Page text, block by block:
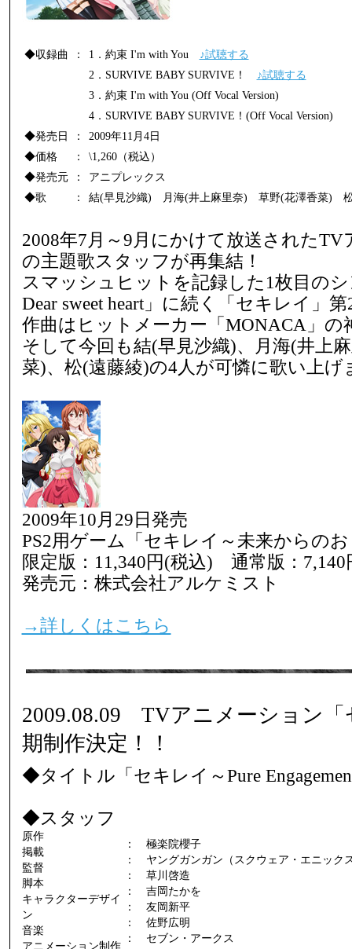
◆収録曲 ： 1．約束 I'm with You ♪試聴する
2．SURVIVE BABY SURVIVE！ ♪試聴する
3．約束 I'm with You (Off Vocal Version)
4．SURVIVE BABY SURVIVE！(Off Vocal Version)
◆発売日
：
2009年11月4日
◆価格
：
\1,260（税込）
◆発売元
：
アニプレックス
◆歌
： 結(早見沙織) 月海(井上麻里奈) 草野(花澤香菜)
2008年7月～9月にかけて放送された
の主題歌スタッフが再集結！
スマッシュヒットを記録した1枚目の
Dear sweet heart」に続く「セキレイ」
作曲はヒットメーカー「MONACA」の
そして今回も結(早見沙織)、月海(井上
菜)、松(遠藤綾)の4人が可憐に歌い上げ
2009年10月29日発売
PS2用ゲーム「セキレイ～未来からの
限定版：11,340円(税込) 通常版：7,140
発売元：株式会社アルケミスト
→詳しくはこちら
2009.08.09 TVアニメーション「
期制作決定！！
◆タイトル「セキレイ～Pure
◆スタッフ
原作
掲載
監督
脚本
キャラクターデザイ
ン
音楽
アニメーション制作
： 極楽院櫻子
： ヤングガンガン（スクウェア・エニック
： 草川啓造
： 吉岡たかを
： 友岡新平
： 佐野広明
： セブン・アークス